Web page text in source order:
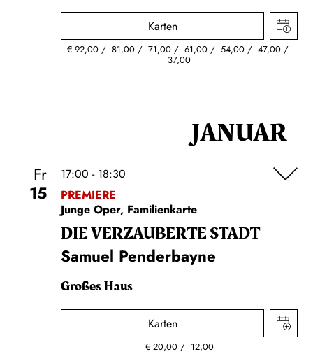
Karten
€92,00 81,00 71,00 61,00 54,00 47,00
37,00
JANUAR
Fr
15
17:00 - 18:30
PREMIERE
Junge Oper, Familienkarte
DIE VERZAUBERTE STADT
Samuel Penderbayne
Großes Haus
Karten
€ 20,00
12,00